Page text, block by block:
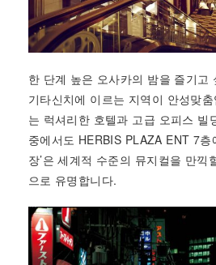
한 단계 높은 오사카의 밤을 즐기고
기타신치에 이르는 지역이 안성맞
는 럭셔리한 호텔과 고급 오피스 빌
중에서도 HERBIS PLAZA ENT 7층
장’은 세계적 수준의 뮤지컬을 만끽
으로 유명합니다.